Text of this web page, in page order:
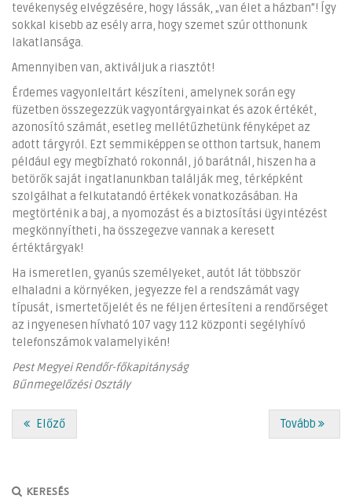
tevékenység elvégzésére, hogy lássák, „van élet a házban”! Így
sokkal kisebb az esély arra, hogy szemet szúr otthonunk
lakatlansága.
Amennyiben van, aktiváljuk a riasztót!
Érdemes vagyonleltárt készíteni, amelynek során egy
füzetben összegezzük vagyontárgyainkat és azok értékét,
azonosító számát, esetleg mellétűzhetünk fényképet az
adott tárgyról. Ezt semmiképpen se otthon tartsuk, hanem
például egy megbízható rokonnál, jó barátnál, hiszen ha a
betörők saját ingatlanunkban találják meg, térképként
szolgálhat a felkutatandó értékek vonatkozásában. Ha
megtörténik a baj, a nyomozást és a biztosítási ügyintézést
megkönnyítheti, ha összegezve vannak a keresett
értéktárgyak!
Ha ismeretlen, gyanús személyeket, autót lát többször
elhaladni a környéken, jegyezze fel a rendszámát vagy
típusát, ismertetőjelét és ne féljen értesíteni a rendőrséget
az ingyenesen hívható 107 vagy 112 központi segélyhívó
telefonszámok valamelyikén!
Pest Megyei Rendőr-főkapitányság
Bűnmegelőzési Osztály
Előző Tovább
KERESÉS